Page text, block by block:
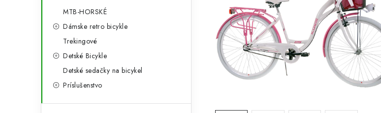
n
e
MTB-HORSKÉ
Dámske retro bicykle
Trekingové
Detské Bicykle
Detské sedačky na bicykel
Príslušenstvo